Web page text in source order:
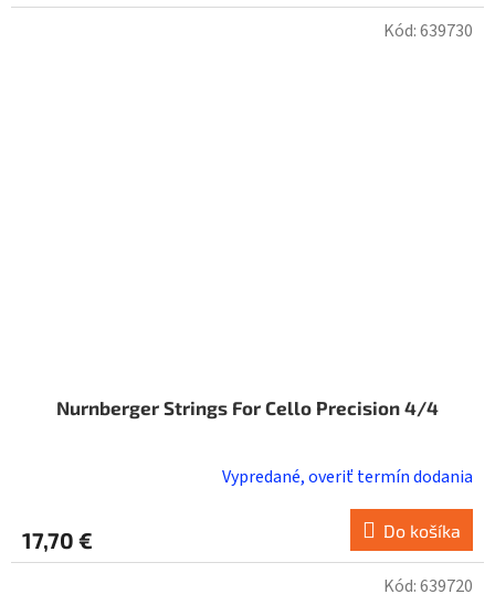
Nurnberger Strings For Cello Precision 4/4
Vypredané, overiť termín dodania
17,70 € Do košíka
Kód:639730
Kód:639720